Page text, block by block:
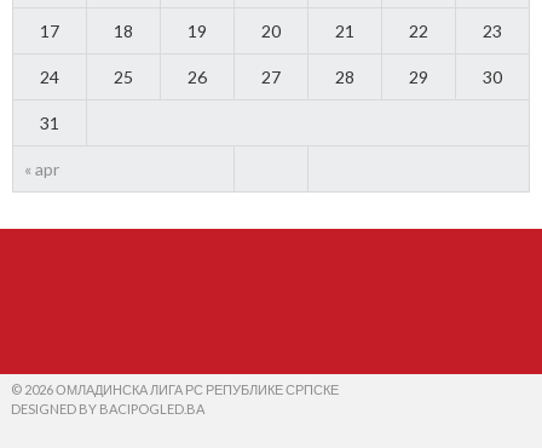
« apr
17 18 19 20 21 22 23
24 25 26 27 28 29 30
31
© 2026 ОМЛАДИНСКА ЛИГА РС РЕПУБЛИКЕ СРПСКЕ
DESIGNED BY BACIPOGLED.BA